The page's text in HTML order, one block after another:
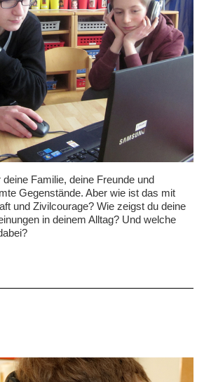
Familie, deine Freunde und
Gegenstände. Aber wie ist das mit
und Zivilcourage? Wie zeigst du deine
in deinem Alltag? Und welche